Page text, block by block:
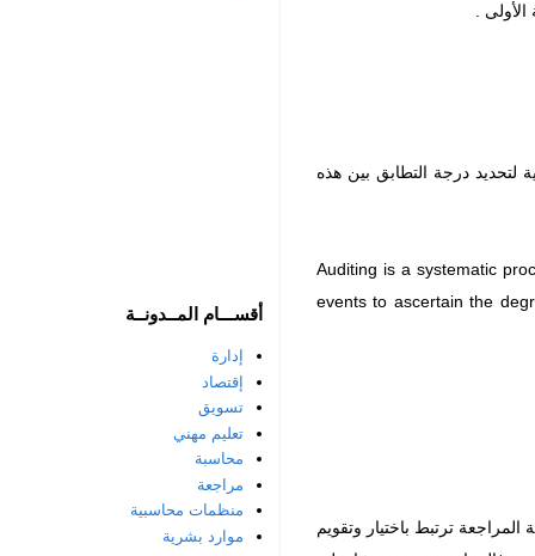
.
لتحديد درجة التطابق بين هذه
Auditing is a systematic
events to ascertain the
ترتبط باختيار وتقويم
أقســـام المــدونــة
إدارة
إقتصاد
تسويق
تعليم مهني
محاسبة
مراجعة
منظمات محاسبية
موارد بشرية